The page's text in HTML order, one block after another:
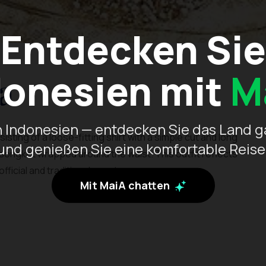
Entdecken Sie
mit
Indonesien — entdecken Sie das Land
genießen Sie eine komfortable
Mit MaiA chatten
of a loose-fitting shirt with a simple cut and long
wrapped around the waist. This outfit reflects
and traditional events